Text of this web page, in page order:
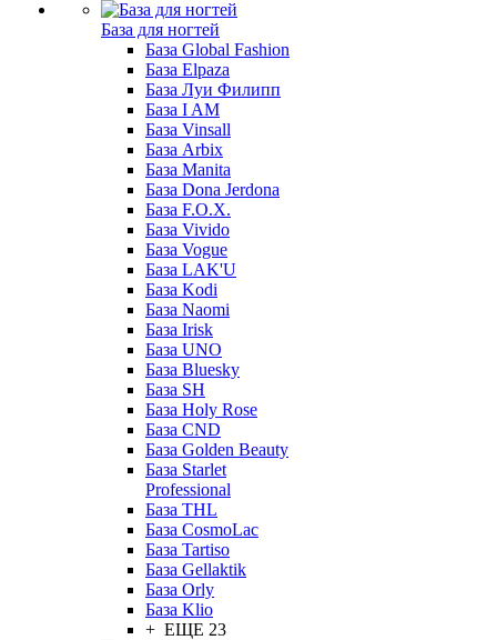
База для ногтей
База Global Fashion
База Elpaza
База Луи Филипп
База I AM
База Vinsall
База Arbix
База Manita
База Dona Jerdona
База F.O.X.
База Vivido
База Vogue
База LAK'U
База Kodi
База Naomi
База Irisk
База UNO
База Bluesky
База SH
База Holy Rose
База CND
База Golden Beauty
База Starlet
Professional
База THL
База CosmoLac
База Tartiso
База Gellaktik
База Orly
База Klio
+ ЕЩЕ 23